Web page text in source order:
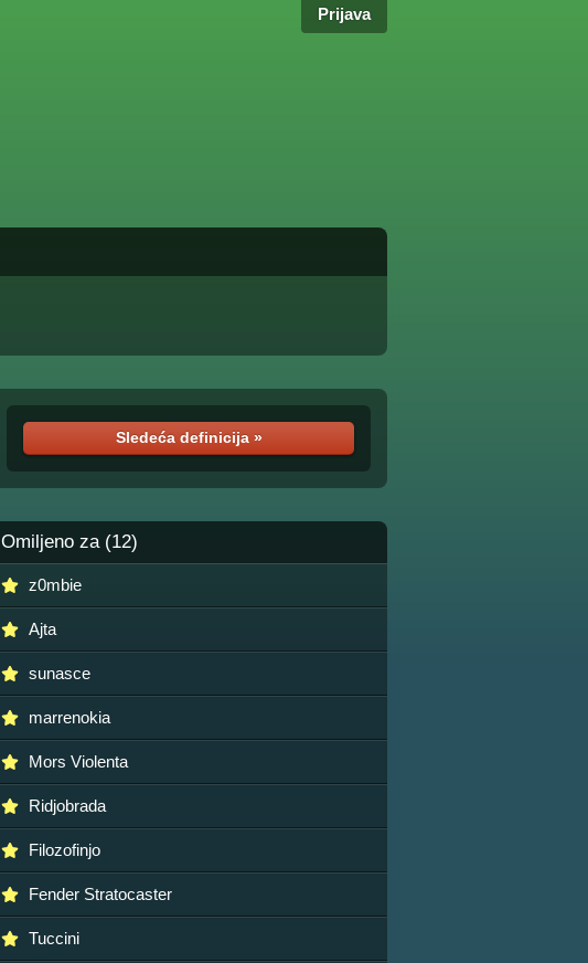
Prijava
Sledeća definicija »
Omiljeno za (12)
z0mbie
Ajta
sunasce
marrenokia
Mors Violenta
Ridjobrada
Filozofinjo
Fender Stratocaster
Tuccini